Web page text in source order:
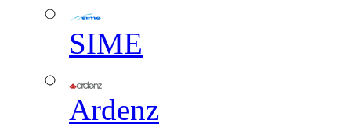
SIME
Ardenz